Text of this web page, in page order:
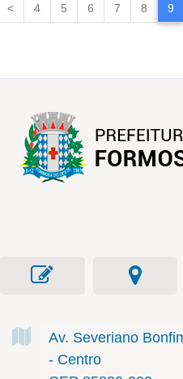
< 4 5 6 7 8 9
Av. Severiano
- Centro